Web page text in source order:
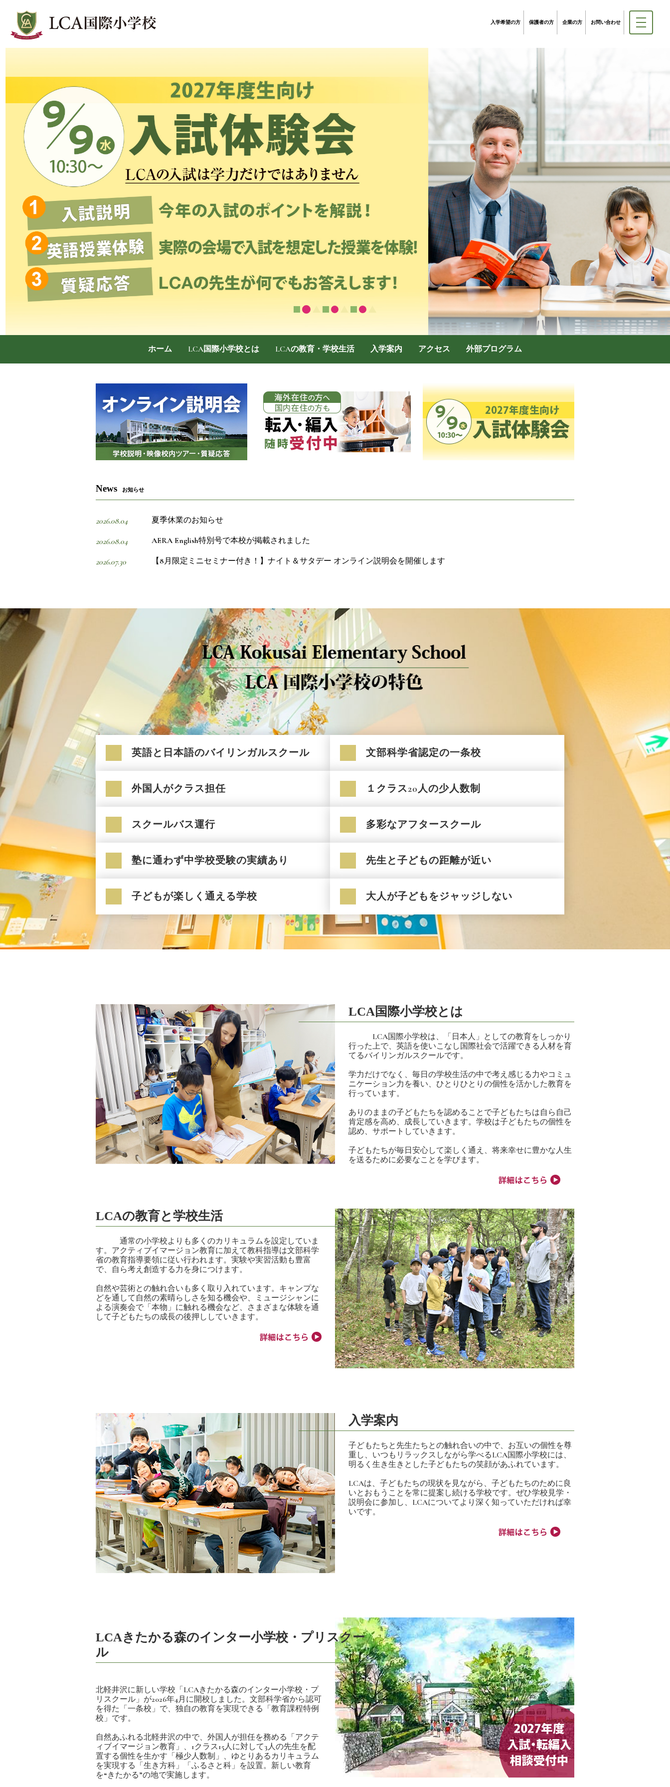
入学希望の方 保護者の方 企業の方 お問い合わせ
ホーム LCA国際小学校とは LCAの教育・学校生活 入学案内 アクセス 外部プログラム
News お知らせ
2026.08.04 夏季休業のお知らせ
2026.08.04 AERA English特別号で本校が掲載されました
2026.07.30 【8月限定ミニセミナー付き！】ナイト＆サタデー オンライン説明会を開催します
英語と日本語のバイリンガルスクール 文部科学省認定の一条校
外国人がクラス担任 １クラス20人の少人数制
スクールバス運行 多彩なアフタースクール
塾に通わず中学校受験の実績あり 先生と子どもの距離が近い
子どもが楽しく通える学校 大人が子どもをジャッジしない
LCA国際小学校とは
LCA国際小学校は、「日本人」としての教育をしっかり
行った上で、英語を使いこなし国際社会で活躍できる人材を育
てるバイリンガルスクールです。
学力だけでなく、毎日の学校生活の中で考え感じる力やコミュ
ニケーション力を養い、ひとりひとりの個性を活かした教育を
行っています。
ありのままの子どもたちを認めることで子どもたちは自ら自己
肯定感を高め、成長していきます。学校は子どもたちの個性を
認め、サポートしていきます。
子どもたちが毎日安心して楽しく通え、将来幸せに豊かな人生
を送るために必要なことを学びます。
LCAの教育と学校生活
通常の小学校よりも多くのカリキュラムを設定していま
す。アクティブイマージョン教育に加えて教科指導は文部科学
省の教育指導要領に従い行われます。実験や実習活動も豊富
で、自ら考え創造する力を身につけます。
自然や芸術との触れ合いも多く取り入れています。キャンプな
どを通して自然の素晴らしさを知る機会や、ミュージシャンに
よる演奏会で「本物」に触れる機会など、さまざまな体験を通
して子どもたちの成長の後押ししていきます。
入学案内
子どもたちと先生たちとの触れ合いの中で、お互いの個性を尊
重し、いつもリラックスしながら学べるLCA国際小学校には、
明るく生き生きとした子どもたちの笑顔があふれています。
LCAは、子どもたちの現状を見ながら、子どもたちのために良
いとおもうことを常に提案し続ける学校です。ぜひ学校見学・
説明会に参加し、LCAについてより深く知っていただければ幸
いです。
LCAきたかる森のインター小学校・プリスクー
ル
北軽井沢に新しい学校「LCAきたかる森のインター小学校・プ
リスクール」が2026年4月に開校しました。文部科学省から認可
を得た「一条校」で、独自の教育を実現できる「教育課程特例
校」です。
自然あふれる北軽井沢の中で、外国人が担任を務める「アクテ
ィブイマージョン教育」、1クラス15人に対して3人の先生を配
置する個性を生かす「極少人数制」、ゆとりあるカリキュラム
を実現する「生き方科」「ふるさと科」を設置。新しい教育
を“きたかる”の地で実施します。